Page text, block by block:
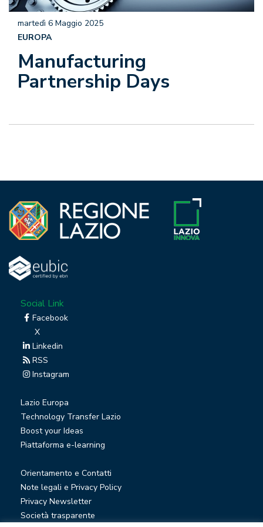
Manufacturing
Partnership Days
martedì 6 Maggio 2025
EUROPA
Social Link
Facebook
X
Linkedin
RSS
Instagram
Lazio Europa
Technology Transfer Lazio
Boost your Ideas
Piattaforma e-learning
Orientamento e Contatti
Note legali e Privacy Policy
Privacy Newsletter
Società trasparente